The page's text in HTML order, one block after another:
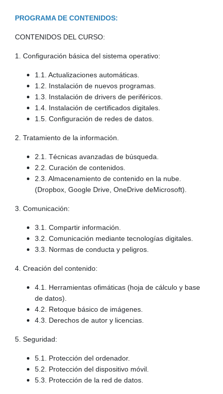
PROGRAMA DE CONTENIDOS:
CONTENIDOS DEL CURSO:
1. Configuración básica del sistema operativo:
1.1. Actualizaciones automáticas.
1.2. Instalación de nuevos programas.
1.3. Instalación de drivers de periféricos.
1.4. Instalación de certificados digitales.
1.5. Configuración de redes de datos.
2. Tratamiento de la información.
2.1. Técnicas avanzadas de búsqueda.
2.2. Curación de contenidos.
2.3. Almacenamiento de contenido en la nube.
(Dropbox, Google Drive, OneDrive deMicrosoft).
3. Comunicación:
3.1. Compartir información.
3.2. Comunicación mediante tecnologías digitales.
3.3. Normas de conducta y peligros.
4. Creación del contenido:
4.1. Herramientas ofimáticas (hoja de cálculo y base
de datos).
4.2. Retoque básico de imágenes.
4.3. Derechos de autor y licencias.
5. Seguridad:
5.1. Protección del ordenador.
5.2. Protección del dispositivo móvil.
5.3. Protección de la red de datos.